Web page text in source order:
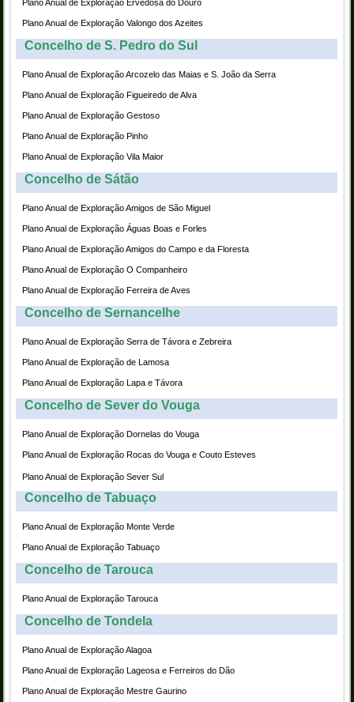
Plano Anual de Exploração Ervedosa do Douro
Plano Anual de Exploração Valongo dos Azeites
Concelho de S. Pedro do Sul
Plano Anual de Exploração Arcozelo das Maias e S. João da Serra
Plano Anual de Exploração Figueiredo de Alva
Plano Anual de Exploração Gestoso
Plano Anual de Exploração Pinho
Plano Anual de Exploração Vila Maior
Concelho de Sátão
Plano Anual de Exploração Amigos de São Miguel
Plano Anual de Exploração Águas Boas e Forles
Plano Anual de Exploração Amigos do Campo e da Floresta
Plano Anual de Exploração O Companheiro
Plano Anual de Exploração Ferreira de Aves
Concelho de Sernancelhe
Plano Anual de Exploração Serra de Távora e Zebreira
Plano Anual de Exploração de Lamosa
Plano Anual de Exploração Lapa e Távora
Concelho de Sever do Vouga
Plano Anual de Exploração Dornelas do Vouga
Plano Anual de Exploração Rocas do Vouga e Couto Esteves
Plano Anual de Exploração Sever Sul
Concelho de Tabuaço
Plano Anual de Exploração Monte Verde
Plano Anual de Exploração Tabuaço
Concelho de Tarouca
Plano Anual de Exploração Tarouca
Concelho de Tondela
Plano Anual de Exploração Alagoa
Plano Anual de Exploração Lageosa e Ferreiros do Dão
Plano Anual de Exploração Mestre Gaurino